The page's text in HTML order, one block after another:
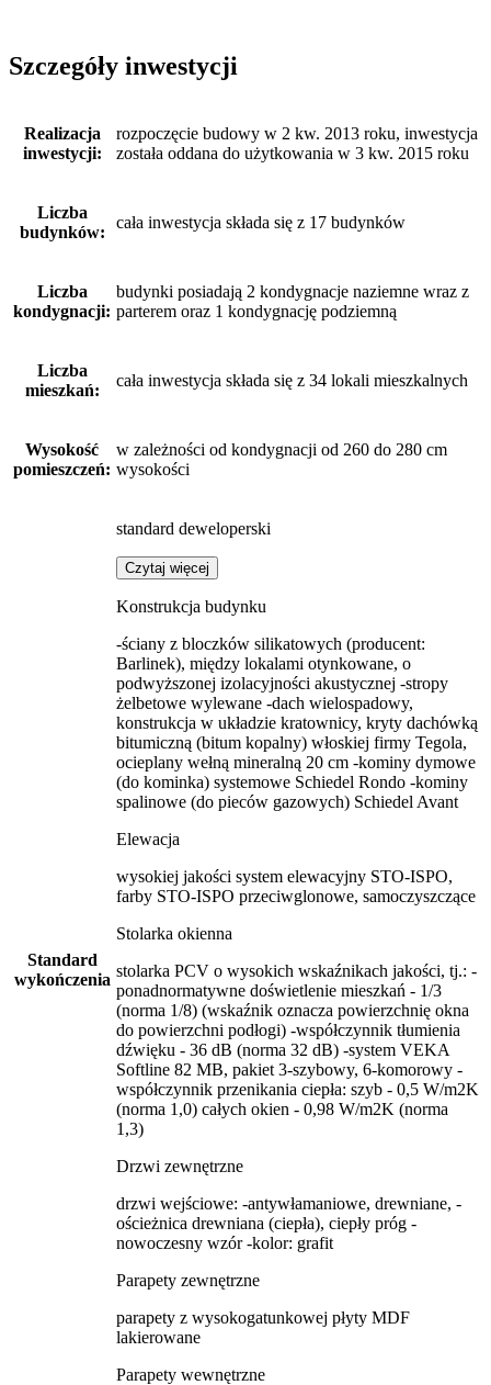
Szczegóły inwestycji
Realizacja
inwestycji:
rozpoczęcie budowy w 2 kw. 2013 roku, inwestycja
została oddana do użytkowania w 3 kw. 2015 roku
Liczba
budynków:
cała inwestycja składa się z 17 budynków
Liczba
kondygnacji:
budynki posiadają 2 kondygnacje naziemne wraz z
parterem oraz 1 kondygnację podziemną
Liczba
mieszkań:
cała inwestycja składa się z 34 lokali mieszkalnych
Wysokość
pomieszczeń:
w zależności od kondygnacji od 260 do 280 cm
wysokości
Standard
wykończenia
standard deweloperski
Czytaj więcej
Konstrukcja budynku
-ściany z bloczków silikatowych (producent:
Barlinek), między lokalami otynkowane, o
podwyższonej izolacyjności akustycznej -stropy
żelbetowe wylewane -dach wielospadowy,
konstrukcja w układzie kratownicy, kryty dachówką
bitumiczną (bitum kopalny) włoskiej firmy Tegola,
ocieplany wełną mineralną 20 cm -kominy dymowe
(do kominka) systemowe Schiedel Rondo -kominy
spalinowe (do pieców gazowych) Schiedel Avant
Elewacja
wysokiej jakości system elewacyjny STO-ISPO,
farby STO-ISPO przeciwglonowe, samoczyszczące
Stolarka okienna
stolarka PCV o wysokich wskaźnikach jakości, tj.: -
ponadnormatywne doświetlenie mieszkań - 1/3
(norma 1/8) (wskaźnik oznacza powierzchnię okna
do powierzchni podłogi) -współczynnik tłumienia
dźwięku - 36 dB (norma 32 dB) -system VEKA
Softline 82 MB, pakiet 3-szybowy, 6-komorowy -
współczynnik przenikania ciepła: szyb - 0,5 W/m2K
(norma 1,0) całych okien - 0,98 W/m2K (norma
1,3)
Drzwi zewnętrzne
drzwi wejściowe: -antywłamaniowe, drewniane, -
ościeżnica drewniana (ciepła), ciepły próg -
nowoczesny wzór -kolor: grafit
Parapety zewnętrzne
parapety z wysokogatunkowej płyty MDF
lakierowane
Parapety wewnętrzne